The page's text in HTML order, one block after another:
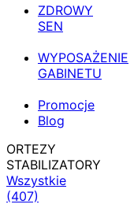
ZDROWY
SEN
WYPOSAŻENIE
GABINETU
Promocje
Blog
ORTEZY
STABILIZATORY
Wszystkie
(407)